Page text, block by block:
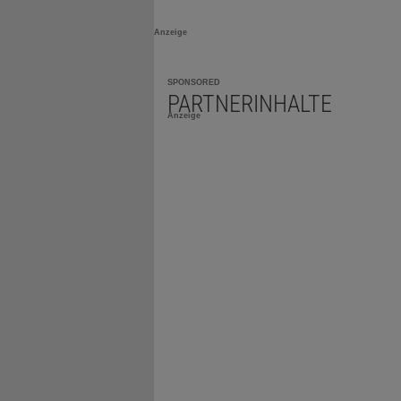
Anzeige
SPONSORED
PARTNERINHALTE
Anzeige